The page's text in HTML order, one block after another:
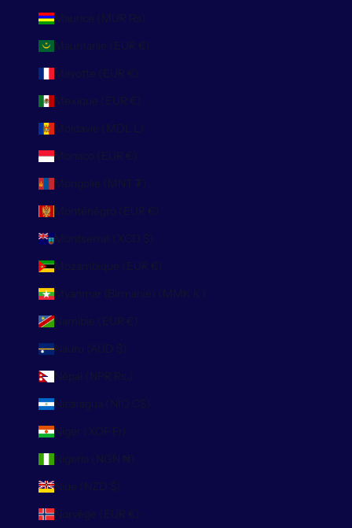
Maurice (MUR ₨)
Mauritanie (EUR €)
Mayotte (EUR €)
Mexique (EUR €)
Moldavie (MDL L)
Monaco (EUR €)
Mongolie (MNT ₮)
Monténégro (EUR €)
Montserrat (XCD $)
Mozambique (EUR €)
Myanmar (Birmanie) (MMK K)
Namibie (EUR €)
Nauru (AUD $)
Népal (NPR Rs.)
Nicaragua (NIO C$)
Niger (XOF Fr)
Nigeria (NGN ₦)
Niue (NZD $)
Norvège (EUR €)